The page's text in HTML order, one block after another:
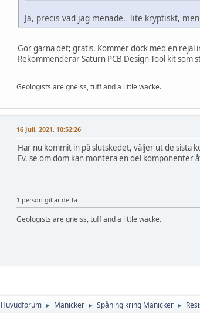
Ja, precis vad jag menade. lite kryptiskt,
Gör gärna det; gratis. Kommer dock med en rejäl
Rekommenderar Saturn PCB Design Tool kit som
Geologists are gneiss, tuff and a little wacke.
16 Juli, 2021, 10:52:26
Har nu kommit in på slutskedet, väljer ut de sista
Ev. se om dom kan montera en del
1 person gillar detta.
Geologists are gneiss, tuff and a little wacke.
Huvudforum ► Manicker ► Spåning kring Manicker ►